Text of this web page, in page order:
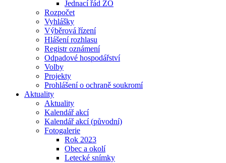
Jednací řád ZO
Rozpočet
Vyhlášky
Výběrová řízení
Hlášení rozhlasu
Registr oznámení
Odpadové hospodářství
Volby
Projekty
Prohlášení o ochraně soukromí
Aktuality
Aktuality
Kalendář akcí
Kalendář akcí (původní)
Fotogalerie
Rok 2023
Obec a okolí
Letecké snímky